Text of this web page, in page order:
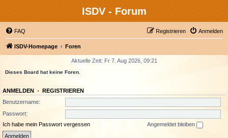
ISDV - Forum
FAQ Anmelden
Registrieren
ISDV-Homepage Foren
Aktuelle Zeit: Fr 7. Aug 2026, 09:21
Dieses Board hat keine Foren.
ANMELDEN • REGISTRIEREN
Benutzername:
Passwort:
Ich habe mein Passwort vergessen
Angemeldet bleiben